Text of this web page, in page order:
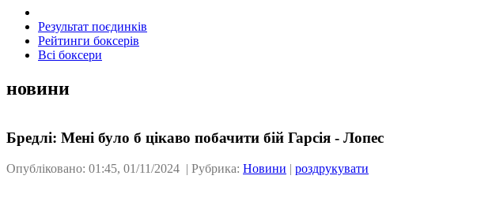
Результат поєдинків
Рейтинги боксерів
Всі боксери
новини
Бредлі: Мені було б цікаво побачити бій Гарсія - Лопес
Опубліковано: 01:45, 01/11/2024 | Рубрика: Новини | роздрукувати